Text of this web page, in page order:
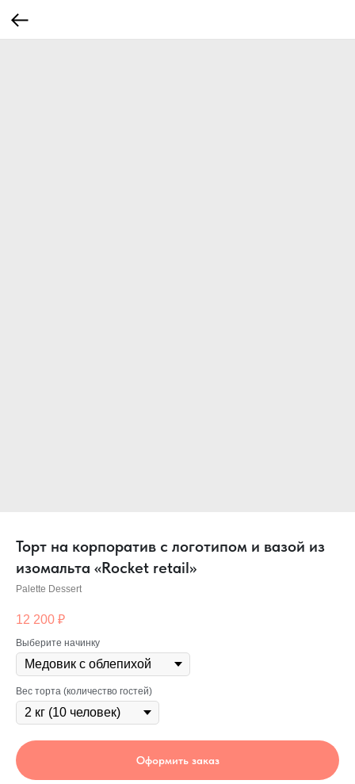
Торт на корпоратив с логотипом и вазой из
изомальта «Rocket retail»
Palette Dessert
12 200 ₽
Выберите начинку
Вес торта (количество гостей)
Оформить заказ